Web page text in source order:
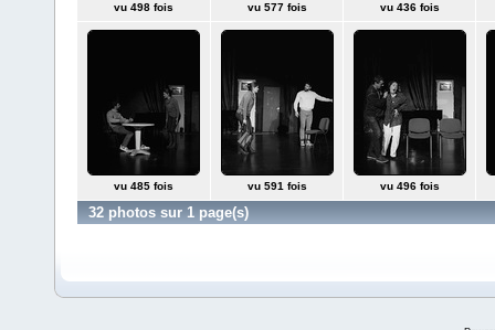
vu 498 fois vu 577 fois vu 436 fois
vu 485 fois vu 591 fois vu 496 fois
32 photos sur 1 page(s)